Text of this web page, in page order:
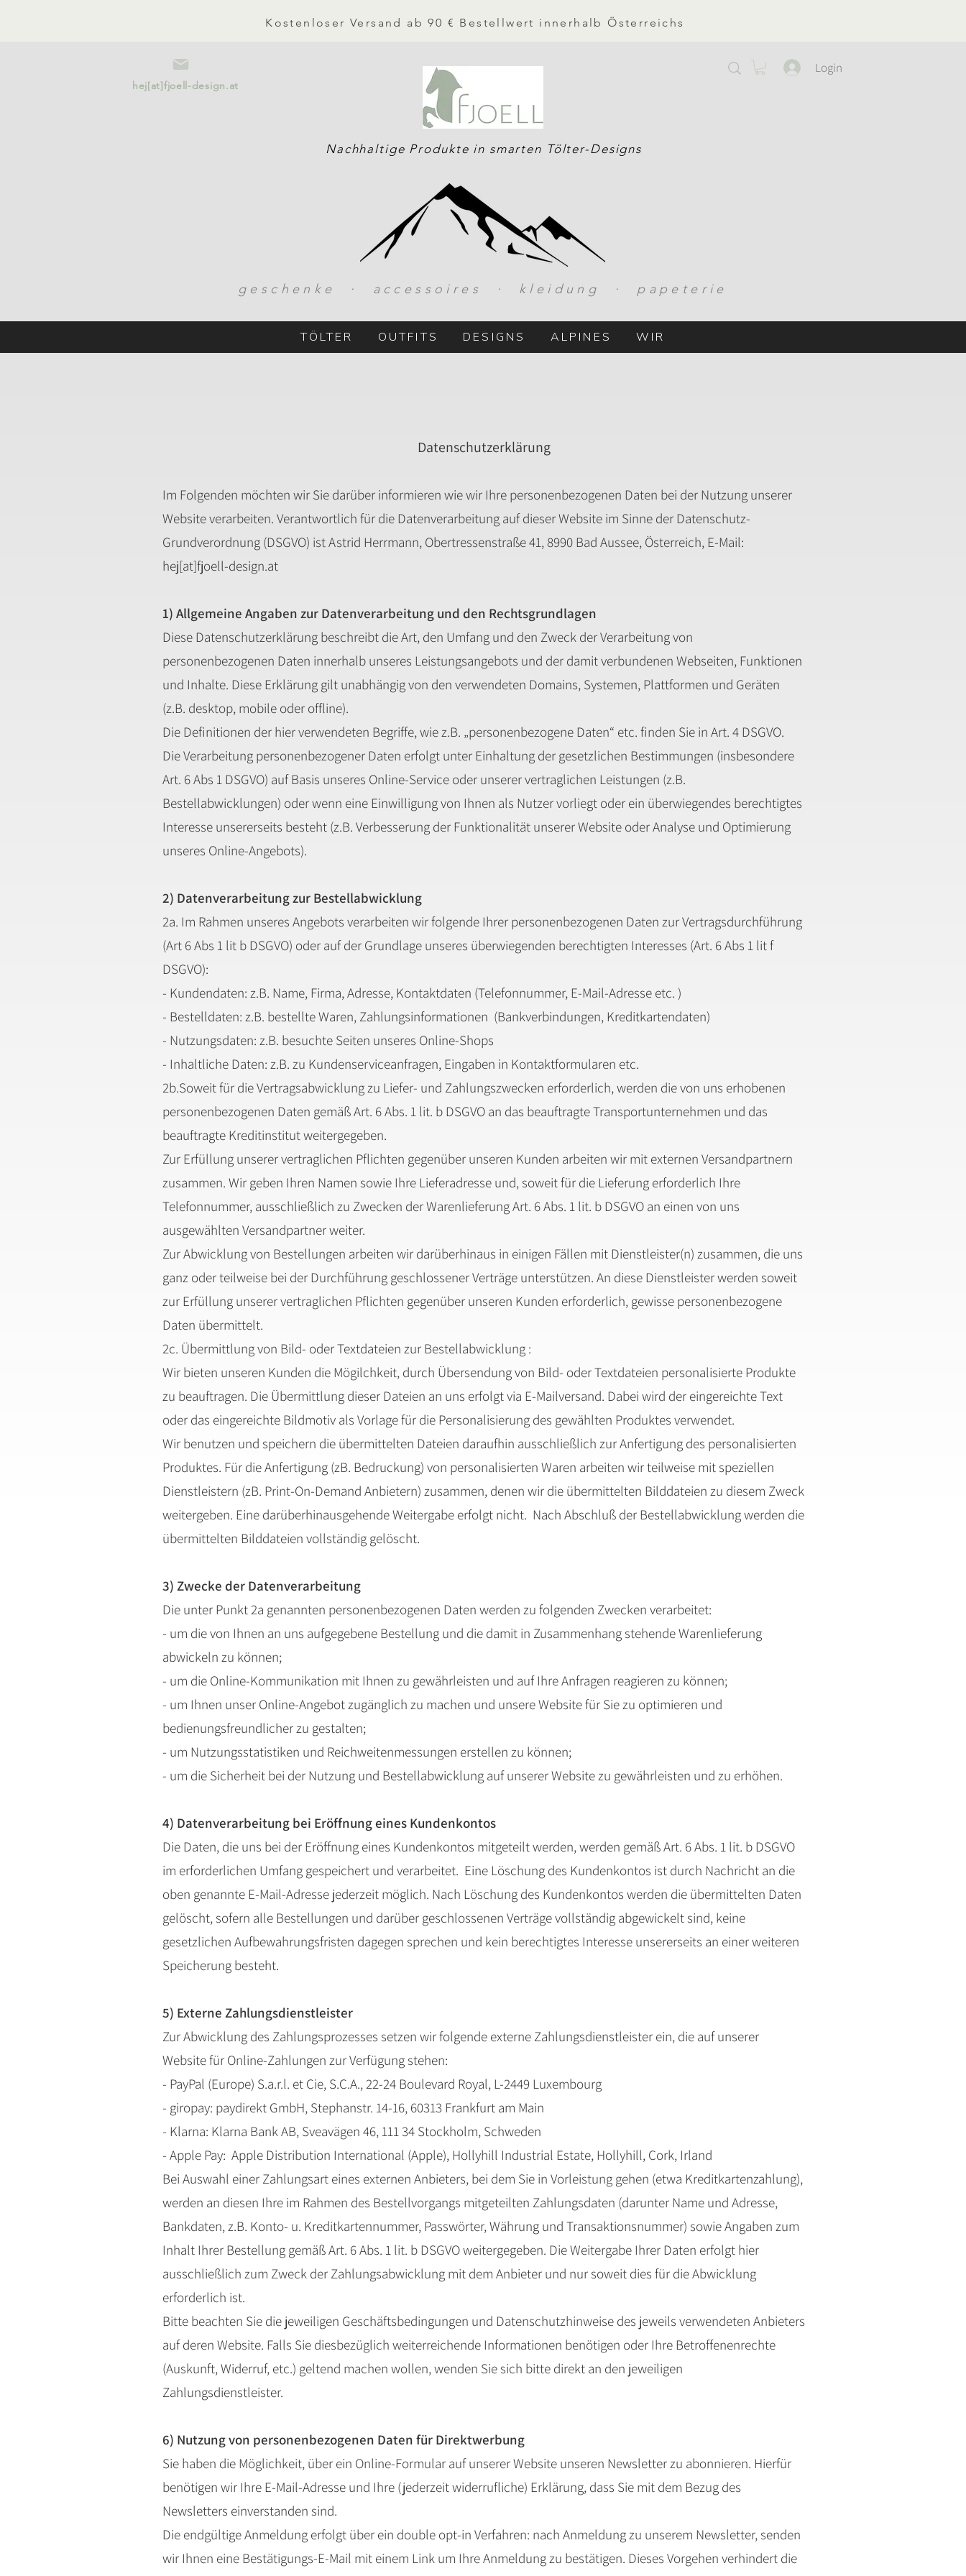
Kostenloser Versand ab 90 € Bestellwert innerhalb Österreichs
hej[at]fjoell-design.at
Nachhaltige Produkte in smarten Tölter-Designs
Login
geschenke · accessoires · kleidung · papeterie
TÖLTER OUTFITS DESIGNS ALPINES WIR
Datenschutzerklärung
Im Folgenden möchten wir Sie darüber informieren wie wir Ihre personenbezogenen Daten bei der Nutzung unserer
Website verarbeiten. Verantwortlich für die Datenverarbeitung auf dieser Website im Sinne der Datenschutz-
Grundverordnung (DSGVO) ist Astrid Herrmann, Obertressenstraße 41, 8990 Bad Aussee, Österreich, E-Mail:
hej[at]fjoell-design.at
1) Allgemeine Angaben zur Datenverarbeitung und den Rechtsgrundlagen
Diese Datenschutzerklärung beschreibt die Art, den Umfang und den Zweck der Verarbeitung von
personenbezogenen Daten innerhalb unseres Leistungsangebots und der damit verbundenen Webseiten, Funktionen
und Inhalte. Diese Erklärung gilt unabhängig von den verwendeten Domains, Systemen, Plattformen und Geräten
(z.B. desktop, mobile oder offline).
Die Definitionen der hier verwendeten Begriffe, wie z.B. „personenbezogene Daten“ etc. finden Sie in Art. 4 DSGVO.
Die Verarbeitung personenbezogener Daten erfolgt unter Einhaltung der gesetzlichen Bestimmungen (insbesondere
Art. 6 Abs 1 DSGVO) auf Basis unseres Online-Service oder unserer vertraglichen Leistungen (z.B.
Bestellabwicklungen) oder wenn eine Einwilligung von Ihnen als Nutzer vorliegt oder ein überwiegendes berechtigtes
Interesse unsererseits besteht (z.B. Verbesserung der Funktionalität unserer Website oder Analyse und Optimierung
unseres Online-Angebots).
2) Datenverarbeitung zur Bestellabwicklung
2a. Im Rahmen unseres Angebots verarbeiten wir folgende Ihrer personenbezogenen Daten zur Vertragsdurchführung
(Art 6 Abs 1 lit b DSGVO) oder auf der Grundlage unseres überwiegenden berechtigten Interesses (Art. 6 Abs 1 lit f
DSGVO):
- Kundendaten: z.B. Name, Firma, Adresse, Kontaktdaten (Telefonnummer, E-Mail-Adresse etc. )
- Bestelldaten: z.B. bestellte Waren, Zahlungsinformationen (Bankverbindungen, Kreditkartendaten)
- Nutzungsdaten: z.B. besuchte Seiten unseres Online-Shops
- Inhaltliche Daten: z.B. zu Kundenserviceanfragen, Eingaben in Kontaktformularen etc.
2b.Soweit für die Vertragsabwicklung zu Liefer- und Zahlungszwecken erforderlich, werden die von uns erhobenen
personenbezogenen Daten gemäß Art. 6 Abs. 1 lit. b DSGVO an das beauftragte Transportunternehmen und das
beauftragte Kreditinstitut weitergegeben.
Zur Erfüllung unserer vertraglichen Pflichten gegenüber unseren Kunden arbeiten wir mit externen Versandpartnern
zusammen. Wir geben Ihren Namen sowie Ihre Lieferadresse und, soweit für die Lieferung erforderlich Ihre
Telefonnummer, ausschließlich zu Zwecken der Warenlieferung Art. 6 Abs. 1 lit. b DSGVO an einen von uns
ausgewählten Versandpartner weiter.
Zur Abwicklung von Bestellungen arbeiten wir darüberhinaus in einigen Fällen mit Dienstleister(n) zusammen, die uns
ganz oder teilweise bei der Durchführung geschlossener Verträge unterstützen. An diese Dienstleister werden soweit
zur Erfüllung unserer vertraglichen Pflichten gegenüber unseren Kunden erforderlich, gewisse personenbezogene
Daten übermittelt.
2c. Übermittlung von Bild- oder Textdateien zur Bestellabwicklung :
Wir bieten unseren Kunden die Mögilchkeit, durch Übersendung von Bild- oder Textdateien personalisierte Produkte
zu beauftragen. Die Übermittlung dieser Dateien an uns erfolgt via E-Mailversand. Dabei wird der eingereichte Text
oder das eingereichte Bildmotiv als Vorlage für die Personalisierung des gewählten Produktes verwendet.
Wir benutzen und speichern die übermittelten Dateien daraufhin ausschließlich zur Anfertigung des personalisierten
Produktes. Für die Anfertigung (zB. Bedruckung) von personalisierten Waren arbeiten wir teilweise mit speziellen
Dienstleistern (zB. Print-On-Demand Anbietern) zusammen, denen wir die übermittelten Bilddateien zu diesem Zweck
weitergeben. Eine darüberhinausgehende Weitergabe erfolgt nicht. Nach Abschluß der Bestellabwicklung werden die
übermittelten Bilddateien vollständig gelöscht.
3) Zwecke der Datenverarbeitung
Die unter Punkt 2a genannten personenbezogenen Daten werden zu folgenden Zwecken verarbeitet:
- um die von Ihnen an uns aufgegebene Bestellung und die damit in Zusammenhang stehende Warenlieferung
abwickeln zu können;
- um die Online-Kommunikation mit Ihnen zu gewährleisten und auf Ihre Anfragen reagieren zu können;
- um Ihnen unser Online-Angebot zugänglich zu machen und unsere Website für Sie zu optimieren und
bedienungsfreundlicher zu gestalten;
- um Nutzungsstatistiken und Reichweitenmessungen erstellen zu können;
- um die Sicherheit bei der Nutzung und Bestellabwicklung auf unserer Website zu gewährleisten und zu erhöhen.
4) Datenverarbeitung bei Eröffnung eines Kundenkontos
Die Daten, die uns bei der Eröffnung eines Kundenkontos mitgeteilt werden, werden gemäß Art. 6 Abs. 1 lit. b DSGVO
im erforderlichen Umfang gespeichert und verarbeitet. Eine Löschung des Kundenkontos ist durch Nachricht an die
oben genannte E-Mail-Adresse jederzeit möglich. Nach Löschung des Kundenkontos werden die übermittelten Daten
gelöscht, sofern alle Bestellungen und darüber geschlossenen Verträge vollständig abgewickelt sind, keine
gesetzlichen Aufbewahrungsfristen dagegen sprechen und kein berechtigtes Interesse unsererseits an einer weiteren
Speicherung besteht.
5) Externe Zahlungsdienstleister
Zur Abwicklung des Zahlungsprozesses setzen wir folgende externe Zahlungsdienstleister ein, die auf unserer
Website für Online-Zahlungen zur Verfügung stehen:
- PayPal (Europe) S.a.r.l. et Cie, S.C.A., 22-24 Boulevard Royal, L-2449 Luxembourg
- giropay: paydirekt GmbH, Stephanstr. 14-16, 60313 Frankfurt am Main
- Klarna: Klarna Bank AB, Sveavägen 46, 111 34 Stockholm, Schweden
- Apple Pay: Apple Distribution International (Apple), Hollyhill Industrial Estate, Hollyhill, Cork, Irland
Bei Auswahl einer Zahlungsart eines externen Anbieters, bei dem Sie in Vorleistung gehen (etwa Kreditkartenzahlung),
werden an diesen Ihre im Rahmen des Bestellvorgangs mitgeteilten Zahlungsdaten (darunter Name und Adresse,
Bankdaten, z.B. Konto- u. Kreditkartennummer, Passwörter, Währung und Transaktionsnummer) sowie Angaben zum
Inhalt Ihrer Bestellung gemäß Art. 6 Abs. 1 lit. b DSGVO weitergegeben. Die Weitergabe Ihrer Daten erfolgt hier
ausschließlich zum Zweck der Zahlungsabwicklung mit dem Anbieter und nur soweit dies für die Abwicklung
erforderlich ist.
Bitte beachten Sie die jeweiligen Geschäftsbedingungen und Datenschutzhinweise des jeweils verwendeten Anbieters
auf deren Website. Falls Sie diesbezüglich weiterreichende Informationen benötigen oder Ihre Betroffenenrechte
(Auskunft, Widerruf, etc.) geltend machen wollen, wenden Sie sich bitte direkt an den jeweiligen
Zahlungsdienstleister.
6) Nutzung von personenbezogenen Daten für Direktwerbung
Sie haben die Möglichkeit, über ein Online-Formular auf unserer Website unseren Newsletter zu abonnieren. Hierfür
benötigen wir Ihre E-Mail-Adresse und Ihre (jederzeit widerrufliche) Erklärung, dass Sie mit dem Bezug des
Newsletters einverstanden sind.
Die endgültige Anmeldung erfolgt über ein double opt-in Verfahren: nach Anmeldung zu unserem Newsletter, senden
wir Ihnen eine Bestätigungs-E-Mail mit einem Link um Ihre Anmeldung zu bestätigen. Dieses Vorgehen verhindert die